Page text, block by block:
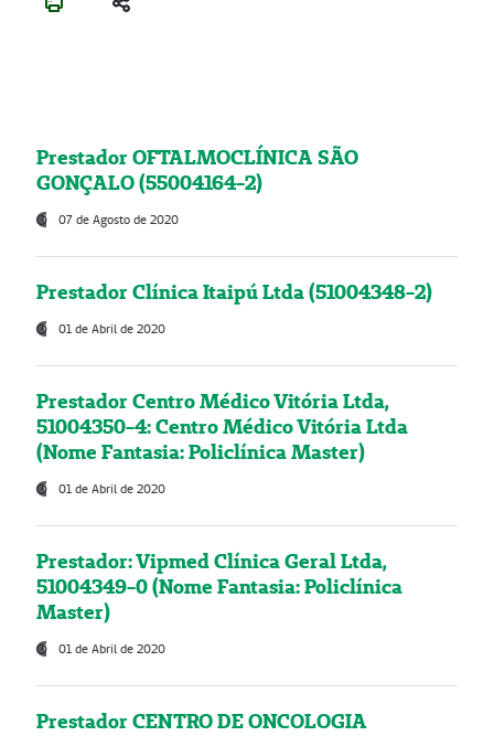
Prestador OFTALMOCLÍNICA SÃO
GONÇALO (55004164-2)
07 de Agosto de 2020
Prestador Clínica Itaipú Ltda (51004348-2)
01 de Abril de 2020
Prestador Centro Médico Vitória Ltda,
51004350-4: Centro Médico Vitória Ltda
(Nome Fantasia: Policlínica Master)
01 de Abril de 2020
Prestador: Vipmed Clínica Geral Ltda,
51004349-0 (Nome Fantasia: Policlínica
Master)
01 de Abril de 2020
Prestador CENTRO DE ONCOLOGIA